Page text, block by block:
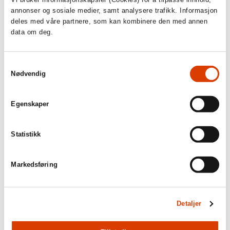
annonser og sosiale medier, samt analysere trafikk. Informasjon
deles med våre partnere, som kan kombinere den med annen
data om deg.
Nødvendig
Egenskaper
Statistikk
Markedsføring
Detaljer
14.10.2025
Fokustittelforfattere
Vi har gleden av å presentere Kristin Harila og Ingerid Stenvold.
Sammen har de skrevet
Den ultimate triumfen og tragedien som